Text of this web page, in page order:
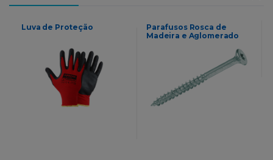
Luva de Proteção
Parafusos Rosca de
Madeira e Aglomerado